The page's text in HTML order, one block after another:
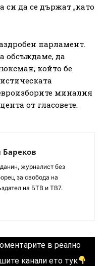
си да се държат „като
парламент.
обсъждаме, да
който бе
миналия
от гласовете.
журналист без
за свобода на
на БТВ и ТВ7.
в реално
канали ето тук